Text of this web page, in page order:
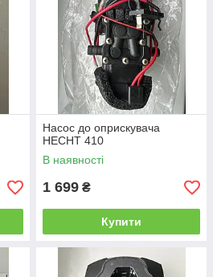
Насос до оприскувача
HECHT 410
В наявності
1 699 ₴
Купити